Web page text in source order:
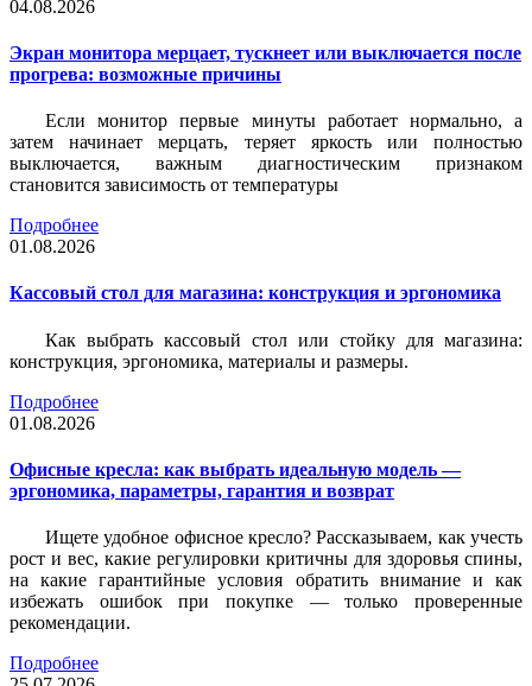
04.08.2026
Экран монитора мерцает, тускнеет или выключается после
прогрева: возможные причины
Если монитор первые минуты работает нормально, а
затем начинает мерцать, теряет яркость или полностью
выключается, важным диагностическим признаком
становится зависимость от температуры
Подробнее
01.08.2026
Кассовый стол для магазина: конструкция и эргономика
Как выбрать кассовый стол или стойку для магазина:
конструкция, эргономика, материалы и размеры.
Подробнее
01.08.2026
Офисные кресла: как выбрать идеальную модель —
эргономика, параметры, гарантия и возврат
Ищете удобное офисное кресло? Рассказываем, как учесть
рост и вес, какие регулировки критичны для здоровья спины,
на какие гарантийные условия обратить внимание и как
избежать ошибок при покупке — только проверенные
рекомендации.
Подробнее